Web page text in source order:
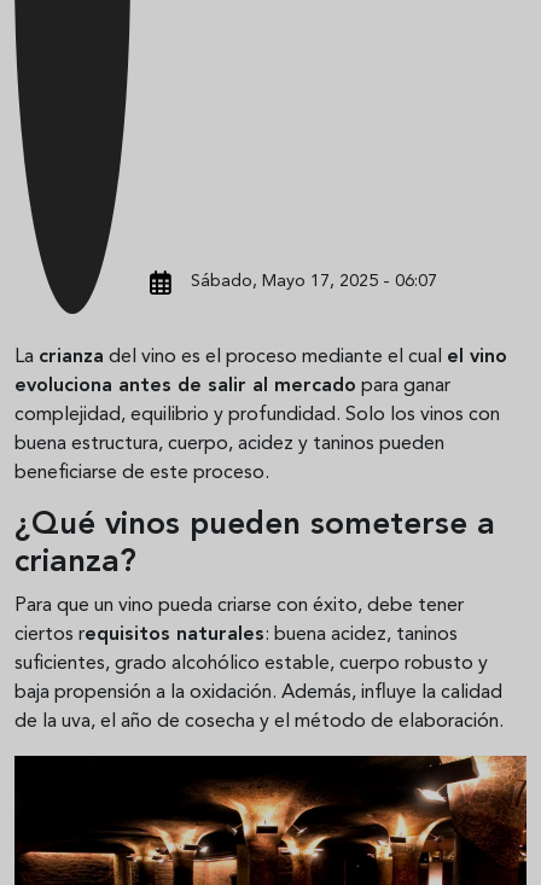
Sábado, Mayo 17, 2025 - 06:07
La crianza del vino es el proceso mediante el cual el vino
evoluciona antes de salir al mercado para ganar
complejidad, equilibrio y profundidad. Solo los vinos con
buena estructura, cuerpo, acidez y taninos pueden
beneficiarse de este proceso.
¿Qué vinos pueden someterse a
crianza?
Para que un vino pueda criarse con éxito, debe tener
ciertos requisitos naturales: buena acidez, taninos
suficientes, grado alcohólico estable, cuerpo robusto y
baja propensión a la oxidación. Además, influye la calidad
de la uva, el año de cosecha y el método de elaboración.